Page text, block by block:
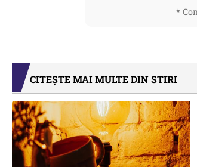
*
CITEȘTE MAI MULTE DIN STIRI